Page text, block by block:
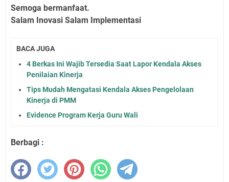
Semoga bermanfaat.
Salam Inovasi Salam Implementasi
BACA JUGA
4 Berkas Ini Wajib Tersedia Saat Lapor Kendala Akses
Penilaian Kinerja
Tips Mudah Mengatasi Kendala Akses Pengelolaan
Kinerja di PMM
Evidence Program Kerja Guru Wali
Berbagi :